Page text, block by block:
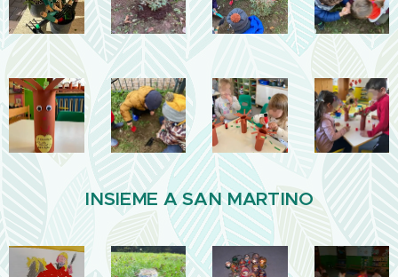
INSIEME A SAN MARTINO